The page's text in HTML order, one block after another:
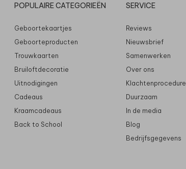
POPULAIRE CATEGORIEËN
Geboortekaartjes
Geboorteproducten
Trouwkaarten
Bruiloftdecoratie
Uitnodigingen
Cadeaus
Kraamcadeaus
Back to School
SERVICE
Reviews
Nieuwsbrief
Samenwerken
Over ons
Klachtenprocedure
Duurzaam
In de media
Blog
Bedrijfsgegevens